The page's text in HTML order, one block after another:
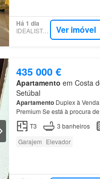
Há 1 dia
IDEALISTA.PT Ver imóvel
435 000 €
Apartamento em Costa
Setúbal
ApartamentoDuplex à
Premium Se está à procura
garagem , elevador e
T3 3 banheiros
Garajem Elevador